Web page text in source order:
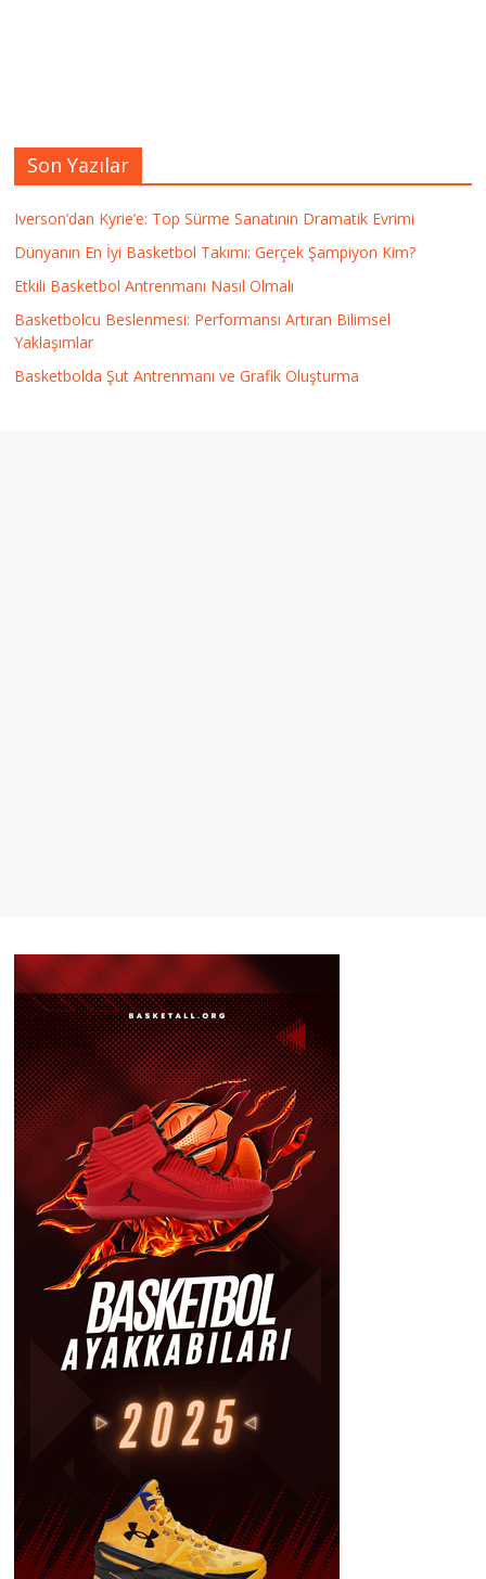
Son Yazılar
Iverson’dan Kyrie’e: Top Sürme Sanatının Dramatik Evrimi
Dünyanın En İyi Basketbol Takımı: Gerçek Şampiyon Kim?
Etkili Basketbol Antrenmanı Nasıl Olmalı
Basketbolcu Beslenmesi: Performansı Artıran Bilimsel
Yaklaşımlar
Basketbolda Şut Antrenmanı ve Grafik Oluşturma